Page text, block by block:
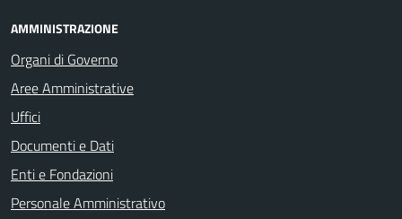
AMMINISTRAZIONE
Organi di Governo
Aree Amministrative
Uffici
Documenti e Dati
Enti e Fondazioni
Personale Amministrativo